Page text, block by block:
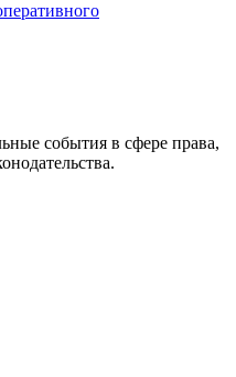
события в сфере права,